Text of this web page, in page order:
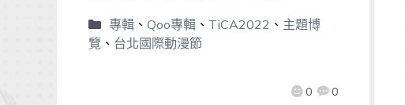
0 0
專輯、 Qoo專輯、 TiCA2022 、 主題博
覽 、 台北國際動漫節